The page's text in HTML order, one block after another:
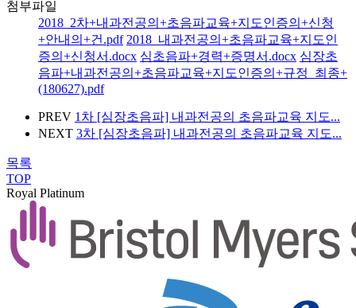
첨부파일
2018_2차+내과전공의+초음파교육+지도인증의+신청
+안내의+건.pdf 2018_내과전공의+초음파교육+지도인
증의+신청서.docx 심초음파+경력+증명서.docx 심장초
음파+내과전공의+초음파교육+지도인증의+규정_최종+
(180627).pdf
PREV 1차 [심장초음파] 내과전공의 초음파교육 지도...
NEXT 3차 [심장초음파] 내과전공의 초음파교육 지도...
목록
TOP
Royal Platinum